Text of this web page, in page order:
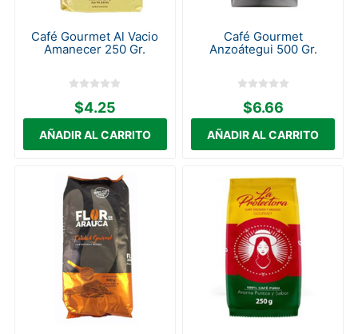
Café Gourmet Al Vacio
Amanecer 250 Gr.
$4.25
Café Gourmet
Anzoátegui 500 Gr.
$6.66